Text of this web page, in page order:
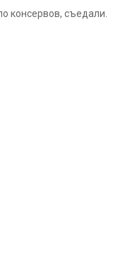
консервов, съедали.